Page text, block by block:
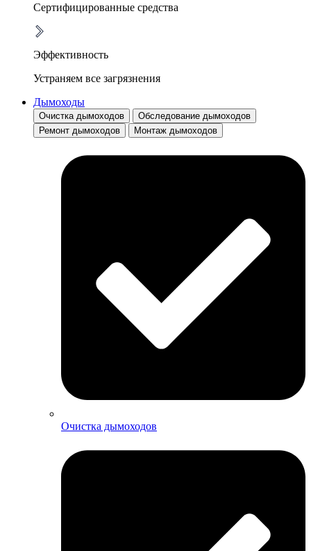
Сертифицированные средства
Эффективность
Устраняем все загрязнения
Дымоходы
Очистка дымоходов
Обследование дымоходов
Ремонт дымоходов
Монтаж дымоходов
Очистка дымоходов